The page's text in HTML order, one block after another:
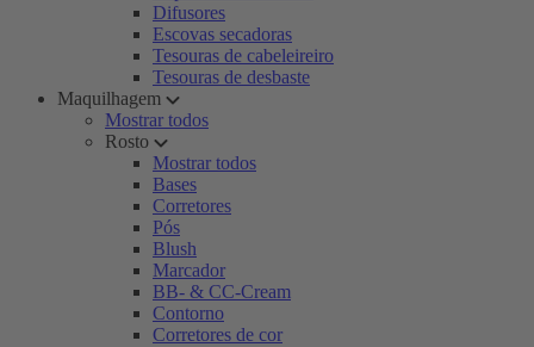
Difusores
Escovas secadoras
Tesouras de cabeleireiro
Tesouras de desbaste
Maquilhagem
Mostrar todos
Rosto
Mostrar todos
Bases
Corretores
Pós
Blush
Marcador
BB- & CC-Cream
Contorno
Corretores de cor